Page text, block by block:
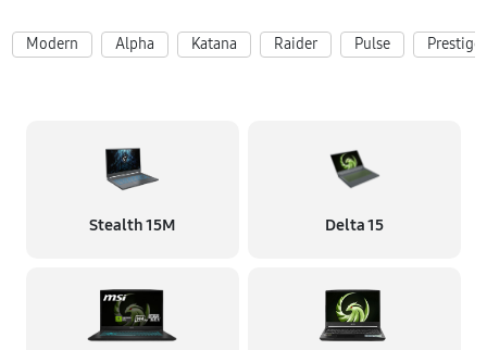
Modern Alpha Katana Raider Pulse Prestige
Stealth 15M Delta 15